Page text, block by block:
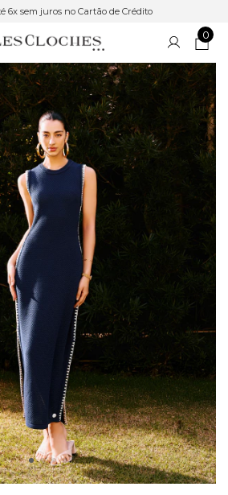
6x sem juros no Cartão de Crédito
0